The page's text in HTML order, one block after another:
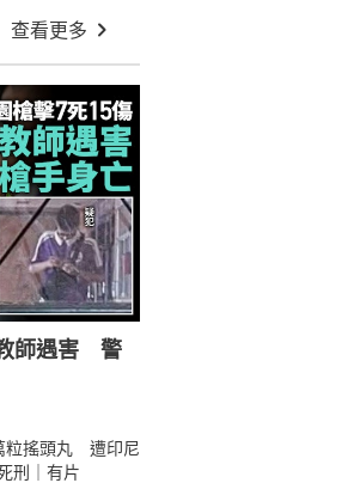
查看更多
師遇害 警
粒搖頭丸 遭印尼
刑｜有片